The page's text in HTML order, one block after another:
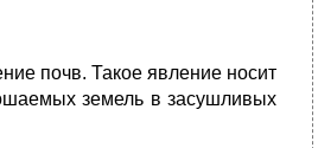
почв. Такое явление носит
земель в засушливых